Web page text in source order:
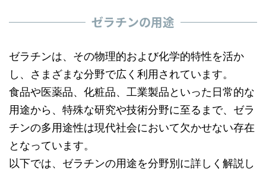
ゼラチンの用途
ゼラチンは、その物理的および化学的特性を活か
し、さまざまな分野で広く利用されています。
食品や医薬品、化粧品、工業製品といった日常的な
用途から、特殊な研究や技術分野に至るまで、ゼラ
チンの多用途性は現代社会において欠かせない存在
となっています。
以下では、ゼラチンの用途を分野別に詳しく解説し